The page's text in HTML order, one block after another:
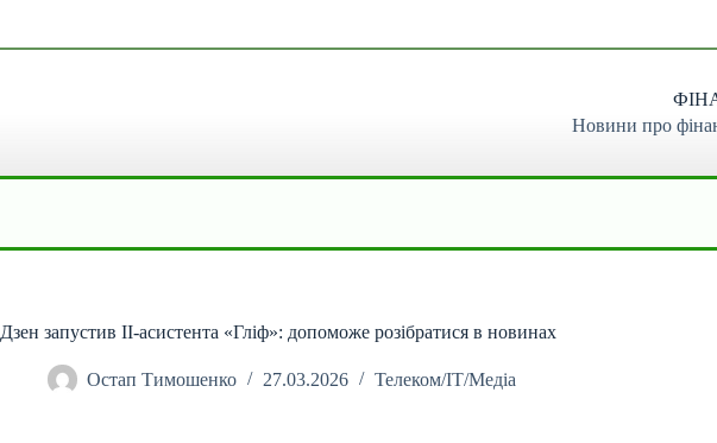
вмісту
Новини про
Дзен запустив ІІ-асистента «Гліф»: допоможе розібратися в новинах
Остап Тимошенко 27.03.2026 Телеком/ІТ/Медіа